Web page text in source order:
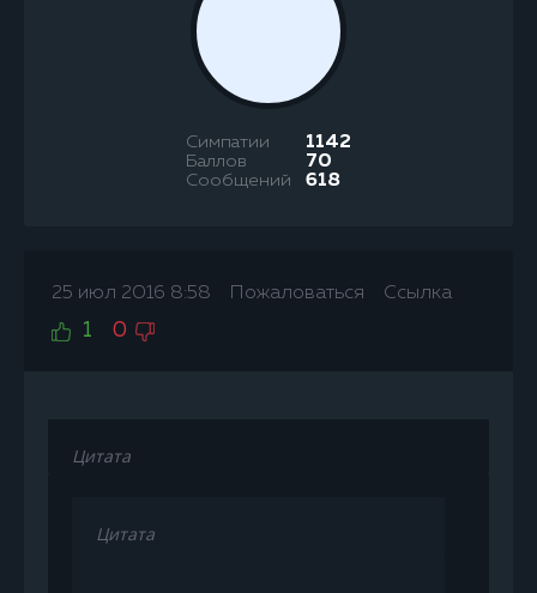
Симпатии 1142
Баллов 70
Сообщений 618
25 июл 2016 8:58 Пожаловаться Ссылка
1 0
Цитата
Цитата